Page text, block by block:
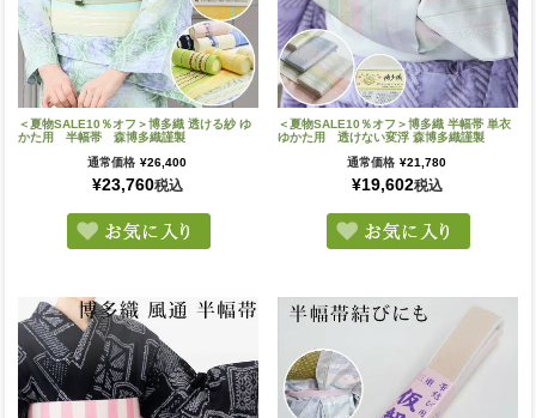
＜夏物SALE10％オフ＞博多織 透ける紗 ゆ
かた用 半幅帯 森博多織謹製
通常価格 ¥26,400
¥23,760税込
＜夏物SALE10％オフ＞博多織 半幅帯 単衣
ゆかた用 透けない変浮 森博多織謹製
通常価格 ¥21,780
¥19,602税込